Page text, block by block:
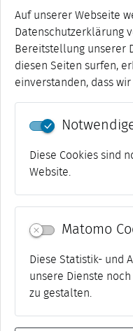
Auf unserer Webseite
Datenschutzerklärung
Bereitstellung unserer
diesen Seiten surfen,
einverstanden, dass wir
Diese Cookies sind
Website.
Matomo
Diese Statistik- und
unsere Dienste
zu gestalten.
Stadtmuseum